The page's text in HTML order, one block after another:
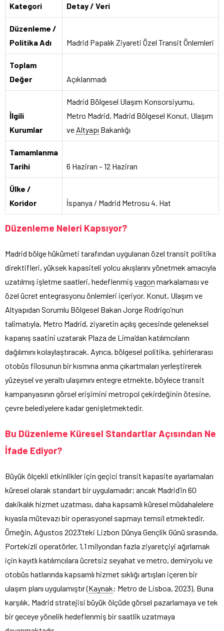
Kategori Detay / Veri
Düzenleme /
Politika Adı
Madrid Papalık Ziyareti Özel Transit Önlemleri
Toplam
Değer
Açıklanmadı
İlgili
Kurumlar
Madrid Bölgesel Ulaşım Konsorsiyumu,
Metro Madrid, Madrid Bölgesel Konut, Ulaşım
ve Altyapı Bakanlığı
Tamamlanma
Tarihi
6 Haziran – 12 Haziran
Ülke /
Koridor
İspanya / Madrid Metrosu 4. Hat
Düzenleme Neleri Kapsıyor?
Madrid bölge hükümeti tarafından uygulanan özel transit politika
direktifleri, yüksek kapasiteli yolcu akışlarını yönetmek amacıyla
uzatılmış işletme saatleri, hedeflenmiş vagon markalaması ve
özel ücret entegrasyonu önlemleri içeriyor. Konut, Ulaşım ve
Altyapıdan Sorumlu Bölgesel Bakan Jorge Rodrigo’nun
talimatıyla, Metro Madrid, ziyaretin açılış gecesinde geleneksel
kapanış saatini uzatarak Plaza de Lima’dan katılımcıların
dağılımını kolaylaştıracak. Ayrıca, bölgesel politika, şehirlerarası
otobüs filosunun bir kısmına anma çıkartmaları yerleştirerek
yüzeysel ve yeraltı ulaşımını entegre etmekte, böylece transit
kampanyasının görsel erişimini metropol çekirdeğinin ötesine,
çevre belediyelere kadar genişletmektedir.
Bu Düzenleme Küresel Standartlar Açısından Ne
İfade Ediyor?
Büyük ölçekli etkinlikler için geçici transit kapasite ayarlamaları
küresel olarak standart bir uygulamadır; ancak Madrid’in 60
dakikalık hizmet uzatması, daha kapsamlı küresel müdahalelere
kıyasla mütevazı bir operasyonel sapmayı temsil etmektedir.
Örneğin, Ağustos 2023’teki Lizbon Dünya Gençlik Günü sırasında,
Portekizli operatörler, 1,1 milyondan fazla ziyaretçiyi ağırlamak
için kayıtlı katılımcılara ücretsiz seyahat ve metro, demiryolu ve
otobüs hatlarında kapsamlı hizmet sıklığı artışları içeren bir
ulaşım planı uygulamıştır (Kaynak: Metro de Lisboa, 2023). Buna
karşılık, Madrid stratejisi büyük ölçüde görsel pazarlamaya ve tek
bir geceye yönelik hedeflenmiş bir saatlik uzatmaya